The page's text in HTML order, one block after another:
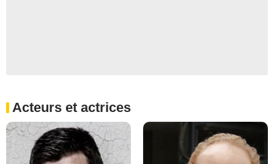
Acteurs et actrices